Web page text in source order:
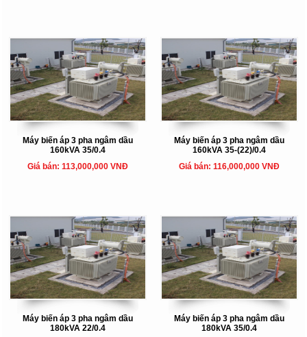
Máy biến áp 3 pha ngâm dầu
160kVA 35/0.4
Giá bán: 113,000,000 VNĐ
Máy biến áp 3 pha ngâm dầu
160kVA 35-(22)/0.4
Giá bán: 116,000,000 VNĐ
Máy biến áp 3 pha ngâm dầu
180kVA 22/0.4
Máy biến áp 3 pha ngâm dầu
180kVA 35/0.4